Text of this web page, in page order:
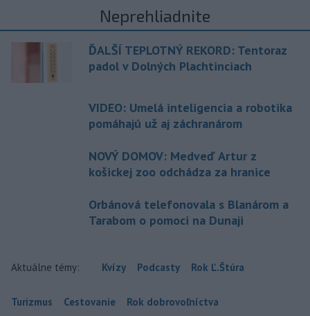
Neprehliadnite
ĎALŠÍ TEPLOTNÝ REKORD: Tentoraz
padol v Dolných Plachtinciach
VIDEO: Umelá inteligencia a robotika
pomáhajú už aj záchranárom
NOVÝ DOMOV: Medveď Artur z
košickej zoo odchádza za hranice
Orbánová telefonovala s Blanárom a
Tarabom o pomoci na Dunaji
Aktuálne témy: Kvízy Podcasty Rok Ľ.Štúra
Turizmus Cestovanie Rok dobrovoľníctva